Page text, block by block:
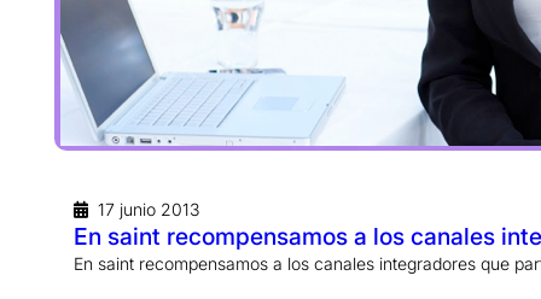
17 junio 2013
En saint recompensamos a los canales
En saint recompensamos a los canales integradores que